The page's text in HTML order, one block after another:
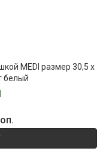
MEDI размер 30,5 x
белый